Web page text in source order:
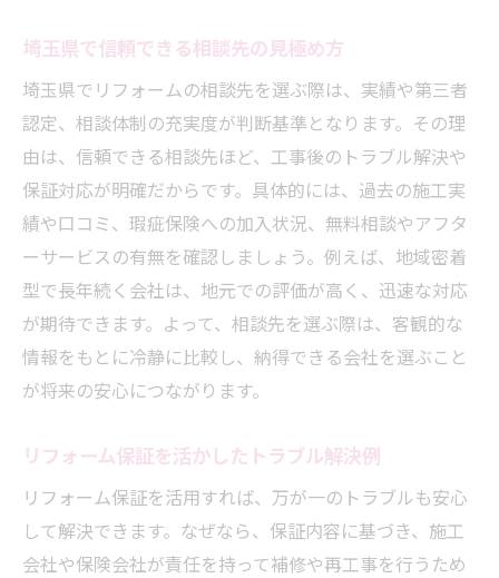
埼玉県で信頼できる相談先の見極め方
埼玉県でリフォームの相談先を選ぶ際は、実績や第三者
認定、相談体制の充実度が判断基準となります。その理
由は、信頼できる相談先ほど、工事後のトラブル解決や
保証対応が明確だからです。具体的には、過去の施工実
績や口コミ、瑕疵保険への加入状況、無料相談やアフタ
ーサービスの有無を確認しましょう。例えば、地域密着
型で長年続く会社は、地元での評価が高く、迅速な対応
が期待できます。よって、相談先を選ぶ際は、客観的な
情報をもとに冷静に比較し、納得できる会社を選ぶこと
が将来の安心につながります。
リフォーム保証を活かしたトラブル解決例
リフォーム保証を活用すれば、万が一のトラブルも安心
して解決できます。なぜなら、保証内容に基づき、施工
会社や保険会社が責任を持って補修や再工事を行うため